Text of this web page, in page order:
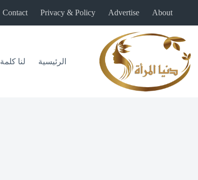
المحتوى
About
Advertise
Privacy & Policy
Contact
الرئيسية لنا كلمة